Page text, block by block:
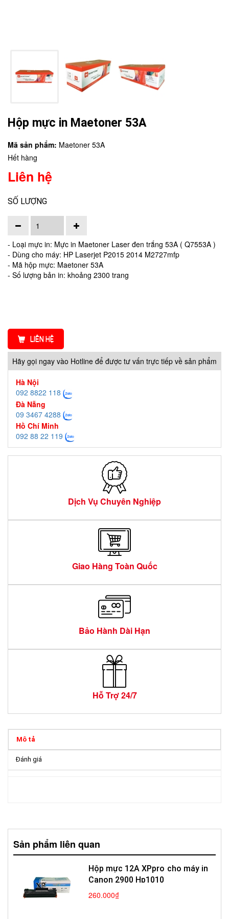
Hộp mực in Maetoner 53A
Mã sản phẩm: Maetoner 53A
Hết hàng
Liên hệ
SỐ LƯỢNG
- Loại mực in: Mực in Maetoner Laser đen trắng 53A ( Q7553A )
- Dùng cho máy: HP Laserjet P2015 2014 M2727mfp
- Mã hộp mực: Maetoner 53A
- Số lượng bản in: khoảng 2300 trang
LIÊN HỆ
Hãy gọi ngay vào Hotline để được tư vấn trực tiếp về sản phẩm
Hà Nội
092 8822 118
Đà Nẵng
09 3467 4288
Hồ Chí Minh
092 88 22 119
Dịch Vụ Chuyên Nghiệp
Giao Hàng Toàn Quốc
Bảo Hành Dài Hạn
Hỗ Trợ 24/7
Mô tả
Đánh giá
Sản phẩm liên quan
Hộp mực 12A XPpro cho máy in
Canon 2900 Hp1010
260.000₫